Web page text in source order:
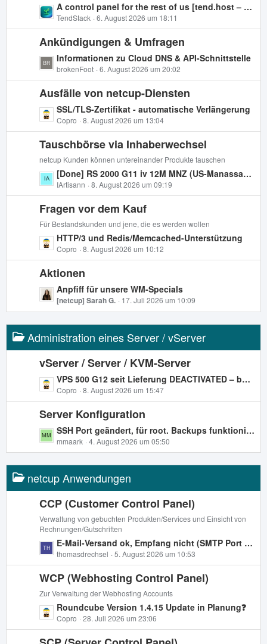
L
e
t
z
t
e
B
e
ä
g
e
A control panel for the rest of us [tend.host – Das Open-Source-Control-Panel für App-Deployments, Backups & Server-Verwaltung]
TendStack 6. August 2026 um 18:11
Ankündigungen & Umfragen
L
e
t
z
t
e
B
e
t
ä
e
Informationen zu Cloud DNS & API-Schnittstelle
brokenFoot 6. August 2026 um 20:02
Ausfälle von netcup-Diensten
L
e
t
z
t
e
B
e
i
t
r
ä
g
e
SSL/TLS-Zertifikat - automatische Verlängerung
Copro 8. August 2026 um 13:04
Tauschbörse via Inhaberwechsel
netcup Kunden können untereinander Produkte tauschen
L
e
t
z
t
e
B
e
t
ä
e
[Done] RS 2000 G11 iv 12M MNZ (US-Manassas) - Free Transfer
IArtisann 8. August 2026 um 09:19
Fragen vor dem Kauf
Für Bestandskunden und jene, die es werden wollen
L
e
t
z
t
e
B
e
i
t
ä
g
e
HTTP/3 und Redis/Memcached-Unterstützung
Copro 8. August 2026 um 10:12
Aktionen
L
e
t
z
t
e
B
r
ä
g
e
Anpfiff für unsere WM-Specials
[netcup] Sarah G. 17. Juli 2026 um 10:09
Administration eines Server / vServer
vServer / Server / KVM-Server
L
e
t
z
t
e
B
e
i
t
r
ä
g
e
VPS 500 G12 seit Lieferung DEACTIVATED – bezahlt, 2 Tickets ohne Antwort
Copro 8. August 2026 um 15:47
Server Konfiguration
L
e
t
z
t
e
B
e
i
g
e
SSH Port geändert, für root. Backups funktionieren nicht.
mmaark 4. August 2026 um 05:50
netcup Anwendungen
CCP (Customer Control Panel)
Verwaltung von gebuchten Produkten/Services und Einsicht von
Rechnungen/Gutschriften
L
e
t
z
t
e
B
e
i
E-Mail-Versand ok, Empfang nicht (SMTP Port 25 is closed)
thomasdrechsel 5. August 2026 um 10:53
WCP (Webhosting Control Panel)
Zur Verwaltung der Webhosting Accounts
L
e
t
Roundcube Version 1.4.15 Update in Planung❓
Copro 28. Juli 2026 um 23:06